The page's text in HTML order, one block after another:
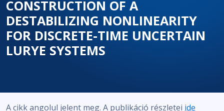
CONSTRUCTION OF A
DESTABILIZING NONLINEARITY
FOR DISCRETE-TIME UNCERTAIN
LURYE SYSTEMS
A cikk angolul jelent meg. A publikáció részletei ide